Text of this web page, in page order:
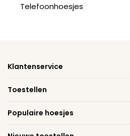
Telefoonhoesjes
Klantenservice
Toestellen
Populaire hoesjes